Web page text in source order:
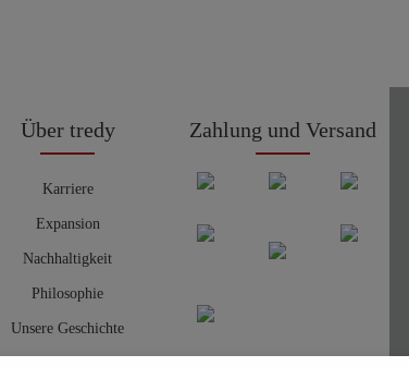
Über tredy
Karriere
Expansion
Nachhaltigkeit
Philosophie
Unsere Geschichte
Zahlung und Versand